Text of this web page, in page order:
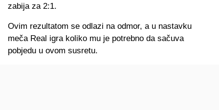
zabija za 2:1.
Ovim rezultatom se odlazi na odmor, a u nastavku
meča Real igra koliko mu je potrebno da sačuva
pobjedu u ovom susretu.